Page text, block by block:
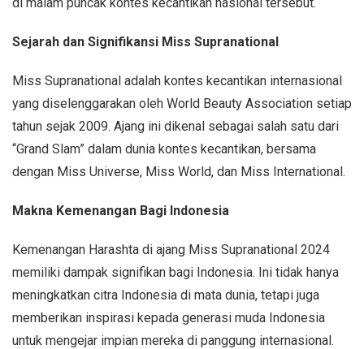
Sejarah dan Signifikansi Miss Supranational
Miss Supranational adalah kontes kecantikan internasional
yang diselenggarakan oleh World Beauty Association setiap
tahun sejak 2009. Ajang ini dikenal sebagai salah satu dari
“Grand Slam” dalam dunia kontes kecantikan, bersama
dengan Miss Universe, Miss World, dan Miss International.
Makna Kemenangan Bagi Indonesia
Kemenangan Harashta di ajang Miss Supranational 2024
memiliki dampak signifikan bagi Indonesia. Ini tidak hanya
meningkatkan citra Indonesia di mata dunia, tetapi juga
memberikan inspirasi kepada generasi muda Indonesia
untuk mengejar impian mereka di panggung internasional.